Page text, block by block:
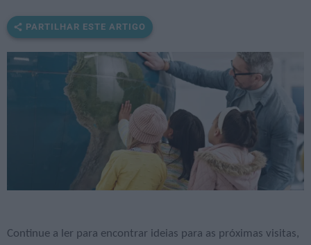
PARTILHAR ESTE ARTIGO
Continue a ler para encontrar ideias para as próximas visitas,